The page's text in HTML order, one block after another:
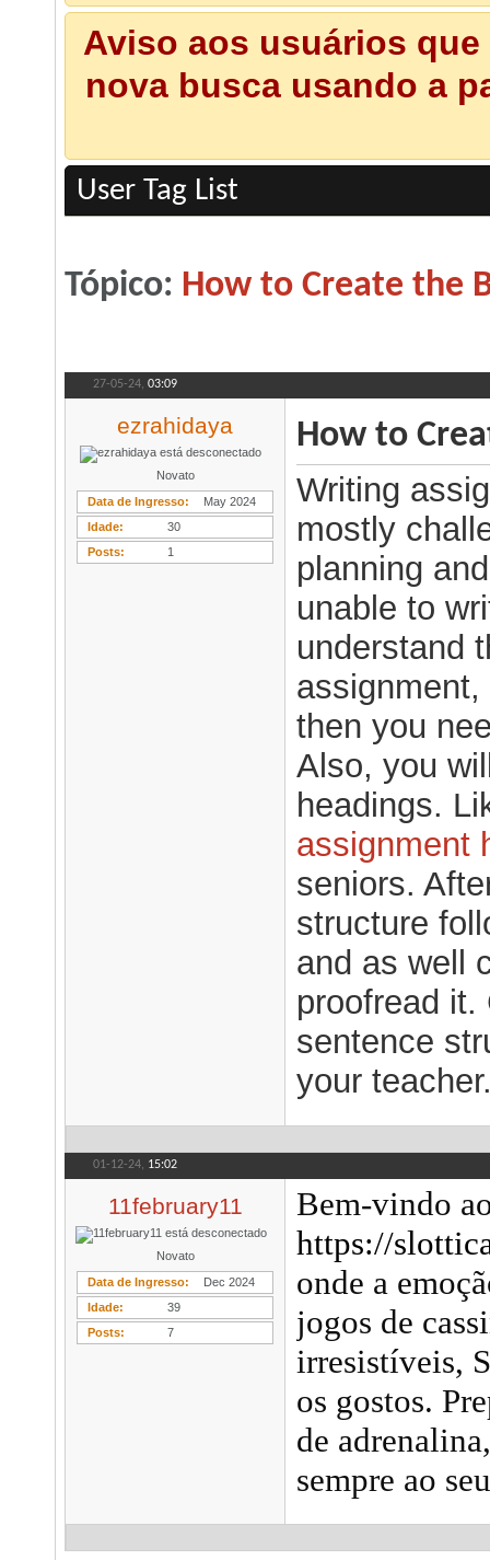
Aviso aos usuários
nova busca usando a
User Tag List
Tópico: How to Create the
27-05-24, 03:09
ezrahidaya
Novato
Data de Ingresso
May 2024
Idade
30
Posts
1
How to
Writing
mostly
planning
unable to
understand
then you
Also, you
headings.
assignment
seniors.
structure
and as well
proofread it.
sentence
your
01-12-24, 15:02
11february11
Novato
Data de Ingresso
Dec 2024
Idade
39
Posts
7
Bem-vindo
https://
onde a
jogos de
irresistíveis,
os gostos.
de
sempre ao